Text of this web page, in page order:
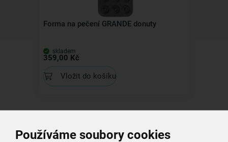
Používáme soubory cookies
Forma na pečení GRANDE donuty
skladem
359,00 Kč
Vložit do košíku
Všechny produkty